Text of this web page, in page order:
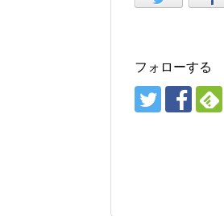
フォローする